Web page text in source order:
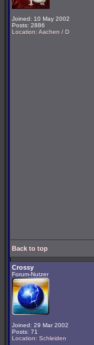
Joined: 10 May 2002
Posts: 2886
Location: Aachen / D
Back to top
Crossy
Forum-Nutzer
Joined: 29 Mar 2002
Posts: 71
Location: Schleiden